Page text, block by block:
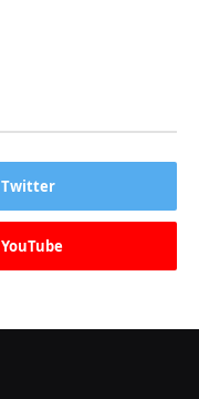
Twitter
YouTube